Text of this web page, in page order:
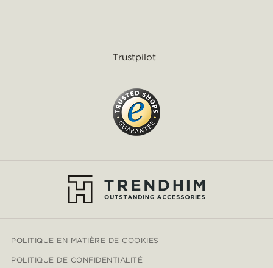
Trustpilot
POLITIQUE EN MATIÈRE DE COOKIES
POLITIQUE DE CONFIDENTIALITÉ